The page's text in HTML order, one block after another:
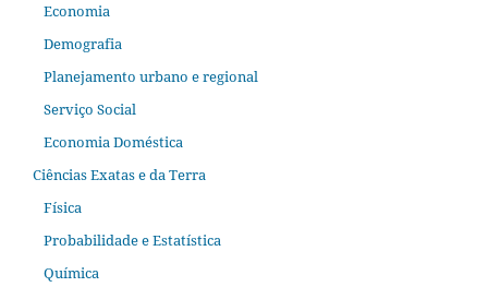
Economia
Demografia
Planejamento urbano e regional
Serviço Social
Economia Doméstica
Ciências Exatas e da Terra
Física
Probabilidade e Estatística
Química